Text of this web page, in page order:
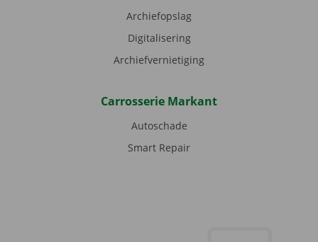
Archiefopslag
Digitalisering
Archiefvernietiging
Carrosserie Markant
Autoschade
Smart Repair